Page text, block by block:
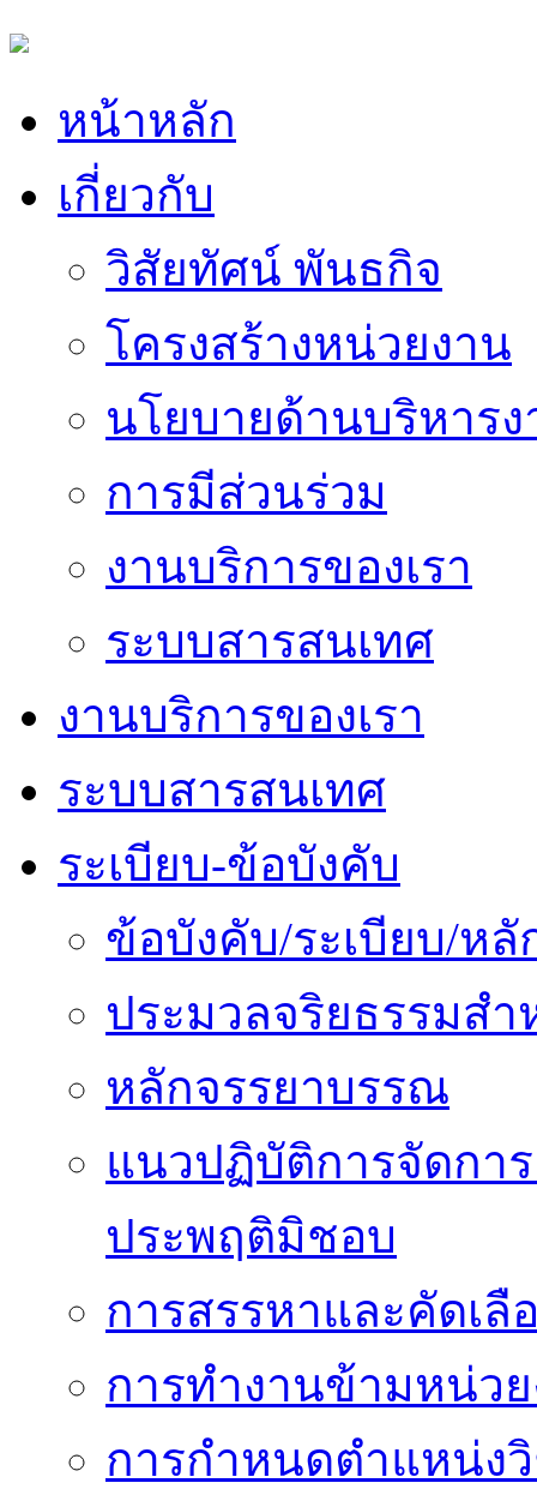
หน้าหลัก
เกี่ยวกับ
วิสัยทัศน์ พันธกิจ
โครงสร้างหน่วยงาน
นโยบายด้านบริหาร
การมีส่วนร่วม
งานบริการของเรา
ระบบสารสนเทศ
งานบริการของเรา
ระบบสารสนเทศ
ระเบียบ-ข้อบังคับ
ข้อบังคับ/ระเบียบ/ห
ประมวลจริยธรรมส
หลักจรรยาบรรณ
แนวปฏิบัติการจัดการ
ประพฤติมิชอบ
การสรรหาและคัดเลื
การทำงานข้ามหน่ว
การกำหนดตำแหน่ง